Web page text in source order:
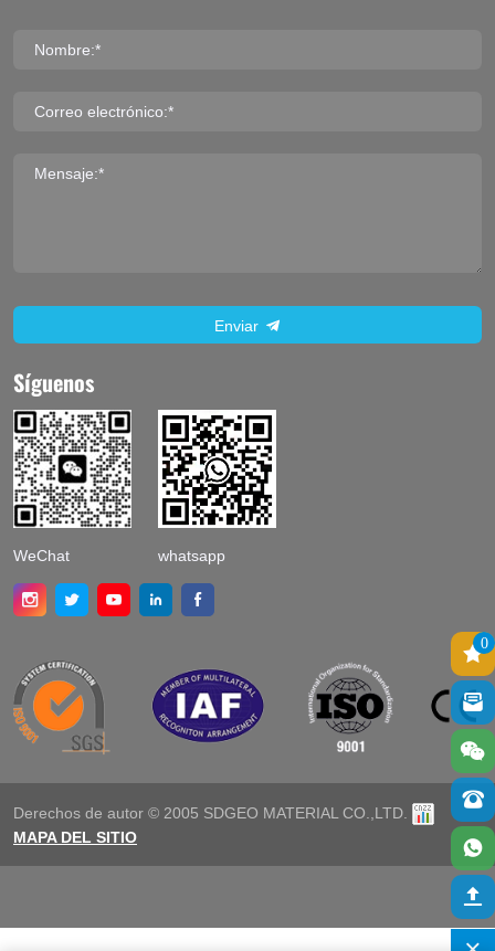
Nombre:*
Correo electrónico:*
Mensaje:*
Enviar
Síguenos
WeChat whatsapp
Derechos de autor © 2005 SDGEO MATERIAL CO.,LTD.
MAPA DEL SITIO
0